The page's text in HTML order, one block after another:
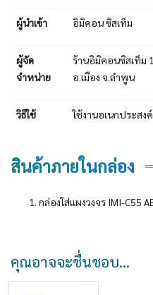
ผู้นำเข้า อิมิคอน ซิสเท็ม
ผู้จัด
จำหน่าย
ร้านอิมิคอนซิสเท็ม
อ.เมือง จ.ลำพูน
วิธีใช้ ใช้งานอเนกประสงค์
สินค้าภายในกล่อง
กล่องใส่แผงวงจร IMI-C55
คุณอาจจะชื่นชอบ…